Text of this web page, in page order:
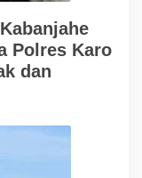
Polres Karo
dan